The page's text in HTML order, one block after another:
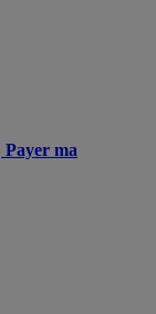
Payer ma